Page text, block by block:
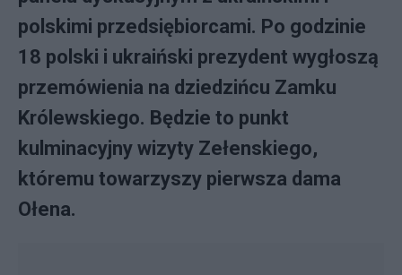
polskimi przedsiębiorcami. Po godzinie
18 polski i ukraiński prezydent wygłoszą
przemówienia na dziedzińcu Zamku
Królewskiego. Będzie to punkt
kulminacyjny wizyty Zełenskiego,
któremu towarzyszy pierwsza dama
Ołena.